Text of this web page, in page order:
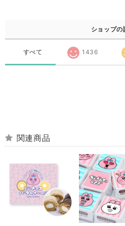
ショップの
すべて 1436
関連商品